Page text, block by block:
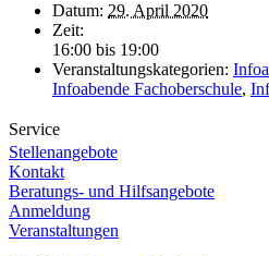
Datum: 29. April 2020
Zeit:
16:00 bis 19:00
Veranstaltungskategorien:
Infoabende Fachoberschule,
Service
Stellenangebote
Kontakt
Beratungs- und Hilfsangebote
Anmeldung
Veranstaltungen